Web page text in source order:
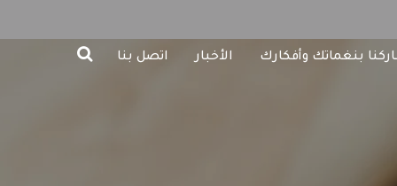
بنغماتك وأفكارك الأخبار اتصل بنا